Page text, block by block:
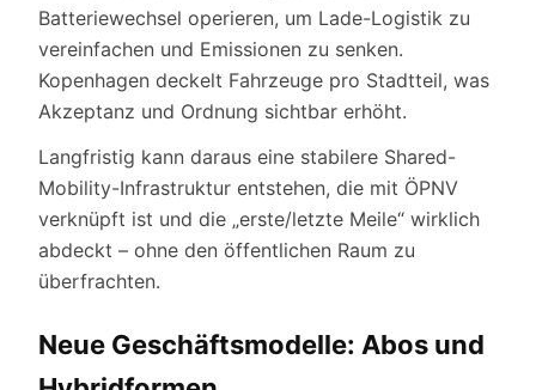
Batteriewechsel operieren, um Lade-Logistik zu
vereinfachen und Emissionen zu senken.
Kopenhagen deckelt Fahrzeuge pro Stadtteil, was
Akzeptanz und Ordnung sichtbar erhöht.
Langfristig kann daraus eine stabilere Shared-
Mobility-Infrastruktur entstehen, die mit ÖPNV
verknüpft ist und die „erste/letzte Meile“ wirklich
abdeckt – ohne den öffentlichen Raum zu
überfrachten.
Neue Geschäftsmodelle: Abos und